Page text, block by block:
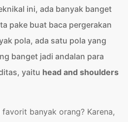
ini, ada banyak banget
pake buat baca pergerakan
pola, ada satu pola yang
banget jadi andalan para
yaitu head and shoulders
banyak orang? Karena,